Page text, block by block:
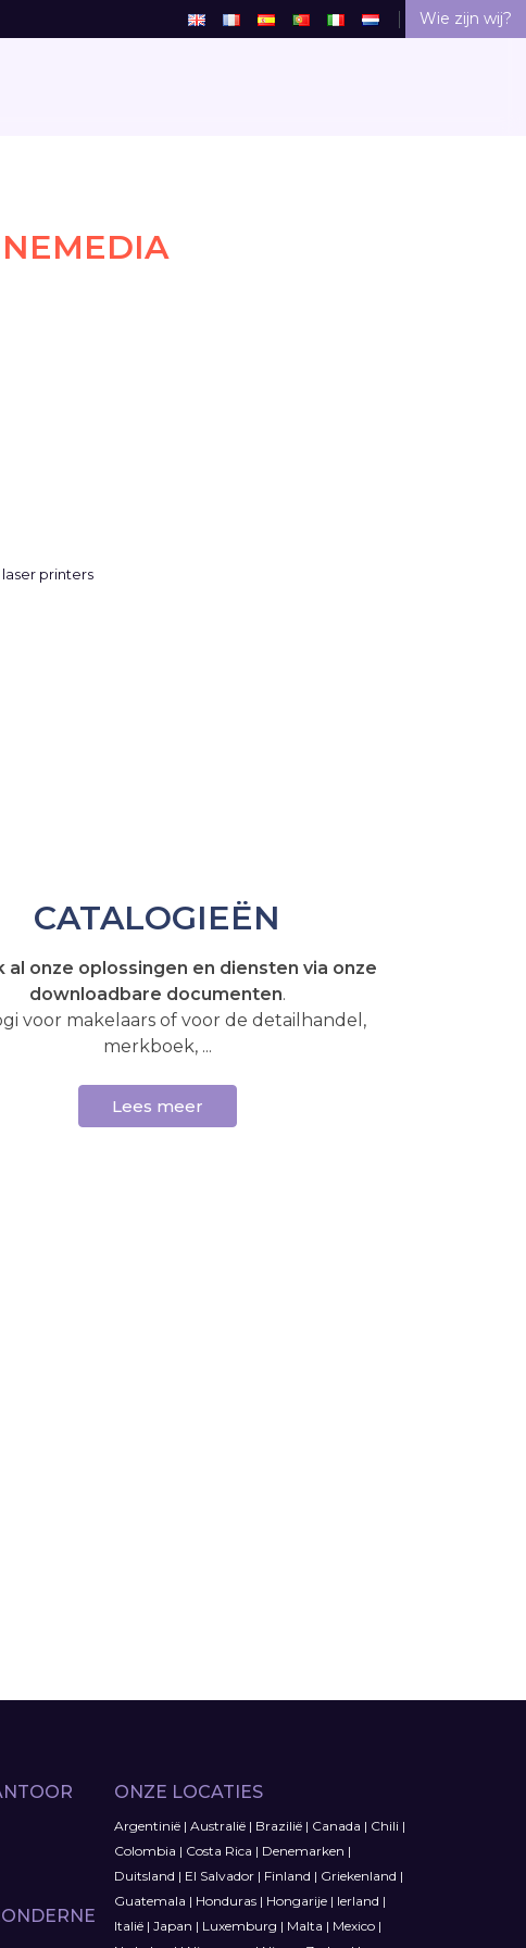
Wie zijn wij?
CATALOGIEËN
al onze oplossingen en diensten via onze
downloadbare documenten.
voor makelaars of voor de detailhandel,
merkboek, ...
Lees meer
ONZE LOCATIES
Argentinië| Australië| Brazilië| Canada | Chili |
Colombia | Costa Rica | Denemarken |
Duitsland | El Salvador| Finland | Griekenland |
Guatemala | Honduras| Hongarije| Ierland |
Italië| Japan | Luxemburg | Malta | Mexico|